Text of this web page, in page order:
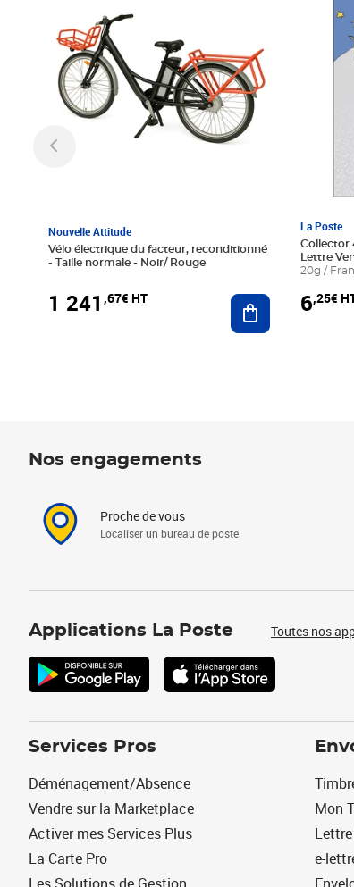
Nouvelle Attitude
Vélo électrique du facteur, reconditionné
- Taille normale - Noir/ Rouge
1 241 ,67€ HT Ajouter au
La Poste
Collector
Lettre
20g /
6,25€
Nos engagements
Proche de vous
Localiser un bureau de poste
Applications La Poste Toutes nos
Services Pros
Déménagement/Absence
Vendre sur la Marketplace
Activer mes Services Plus
La Carte Pro
Mon
e-